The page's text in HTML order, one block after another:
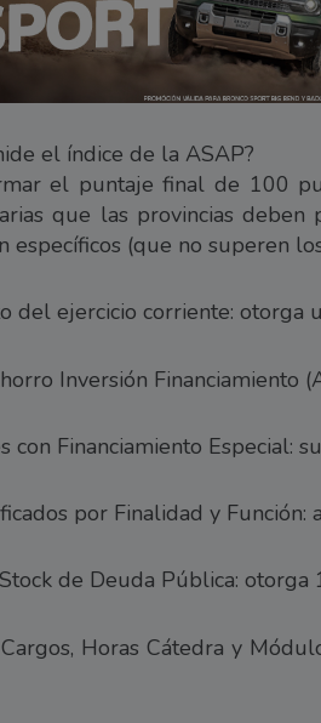
el índice de la ASAP?
el puntaje final de 100
que las provincias
específicos (que no superen
del ejercicio corriente: otorga
Inversión Financiamiento
con Financiamiento Especial:
por Finalidad y
de Deuda Pública: otorga
Horas Cátedra y